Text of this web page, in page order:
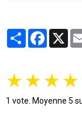
PartagerFacebook
X
★★★★
1 vote. Moyenne 5